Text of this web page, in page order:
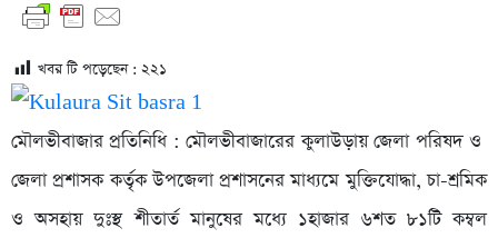
খবর টি পড়েছেন : ২২১
মৌলভীবাজার প্রতিনিধি : মৌলভীবাজারের কুলাউড়ায় জেলা পরিষদ ও
জেলা প্রশাসক কর্তৃক উপজেলা প্রশাসনের মাধ্যমে মুক্তিযোদ্ধা, চা-শ্রমিক
ও অসহায় দুঃস্থ শীতার্ত মানুষের মধ্যে ১হাজার ৬শত ৮১টি কম্বল